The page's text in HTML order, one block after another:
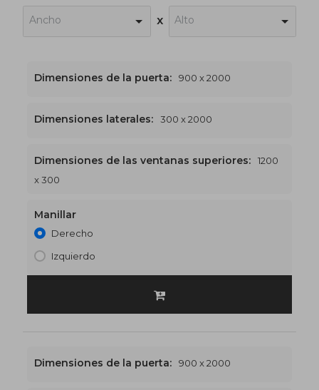
Ancho x Alto
1200 x 2300€508
Dimensiones de la puerta: 900 x 2000
Dimensiones laterales: 300 x 2000
Dimensiones de las ventanas superiores:
1200
x 300
Manillar
Derecho
Izquierdo
Dimensiones de la puerta: 900 x 2000